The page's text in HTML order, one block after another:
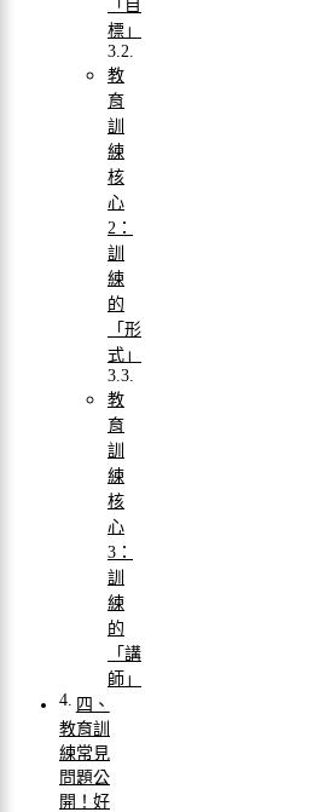
「目
標」
教
育
訓
練
核
心
2：
訓
練
的
「形
式」
教
育
訓
練
核
心
3：
訓
練
的
「講
師」
四、
教育訓
練常見
問題公
開！好